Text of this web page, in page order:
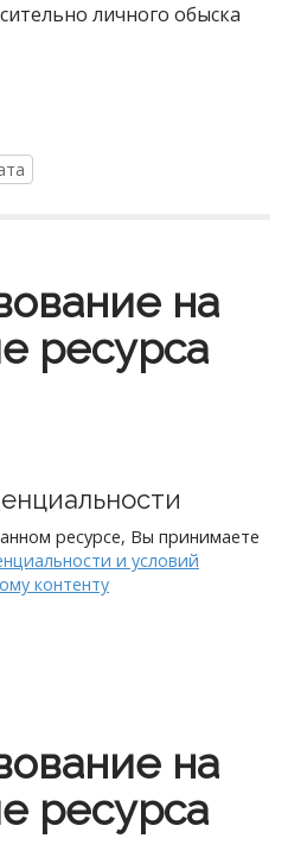
личного обыска
на
ресурса
ресурсе, Вы принимаете
и условий
контенту
на
ресурса